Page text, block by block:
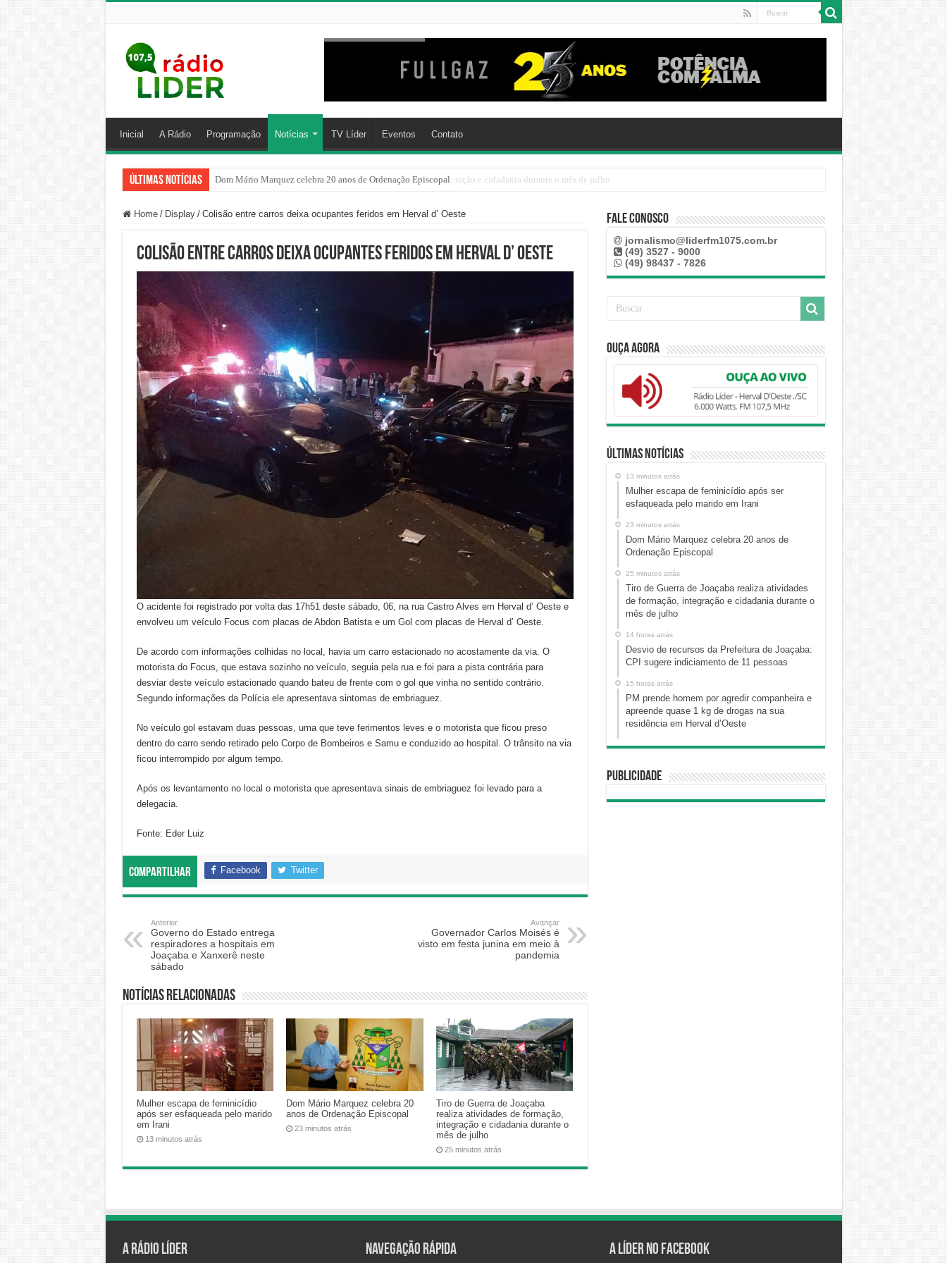
Inicial A Rádio Programação Notícias TV Líder Eventos Contato
Últimas Notícias Tiro de Guerra de Joaçaba realiza atividades de formação, integração e cidadania durante o mês de julho
Home / Display / Colisão entre carros deixa ocupantes feridos em Herval d’ Oeste
Colisão entre carros deixa ocupantes feridos em Herval d’ Oeste
O acidente foi registrado por volta das 17h51 deste sábado, 06, na rua Castro Alves em Herval d’ Oeste e
envolveu um veículo Focus com placas de Abdon Batista e um Gol com placas de Herval d’ Oeste.
De acordo com informações colhidas no local, havia um carro estacionado no acostamente da via. O
motorista do Focus, que estava sozinho no veículo, seguia pela rua e foi para a pista contrária para
desviar deste veículo estacionado quando bateu de frente com o gol que vinha no sentido contrário.
Segundo informações da Polícia ele apresentava sintomas de embriaguez.
No veículo gol estavam duas pessoas, uma que teve ferimentos leves e o motorista que ficou preso
dentro do carro sendo retirado pelo Corpo de Bombeiros e Samu e conduzido ao hospital. O trânsito na via
ficou interrompido por algum tempo.
Após os levantamento no local o motorista que apresentava sinais de embriaguez foi levado para a
delegacia.
Fonte: Eder Luiz
Compartilhar Facebook Twitter
Anterior
Governo do Estado entrega
respiradores a hospitais em
Joaçaba e Xanxerê neste
sábado
Avançar
Governador Carlos Moisés é
visto em festa junina em meio à
pandemia
Notícias relacionadas
Mulher escapa de feminicídio
após ser esfaqueada pelo marido
em Irani
13 minutos atrás
Dom Mário Marquez celebra 20
anos de Ordenação Episcopal
23 minutos atrás
Tiro de Guerra de Joaçaba
realiza atividades de formação,
integração e cidadania durante o
mês de julho
25 minutos atrás
Fale Conosco
jornalismo@liderfm1075.com.br
(49) 3527 - 9000
(49) 98437 - 7826
Ouça Agora
Últimas Notícias
13 minutos atrás
Mulher escapa de feminicídio após ser
esfaqueada pelo marido em Irani
23 minutos atrás
Dom Mário Marquez celebra 20 anos de
Ordenação Episcopal
25 minutos atrás
Tiro de Guerra de Joaçaba realiza atividades
de formação, integração e cidadania durante o
mês de julho
14 horas atrás
Desvio de recursos da Prefeitura de Joaçaba:
CPI sugere indiciamento de 11 pessoas
15 horas atrás
PM prende homem por agredir companheira e
apreende quase 1 kg de drogas na sua
residência em Herval d’Oeste
Publicidade
A Rádio Líder Navegação Rápida A Líder no Facebook